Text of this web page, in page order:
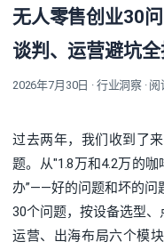
无人零售创业30
谈判、运营避坑
2026年7月30日 · 行业洞察 ·
过去两年，我们收到了
题。从"1.8万和4.2万的
办”——好的问题和坏的问
30个问题，按设备选型
运营、出海布局六个模